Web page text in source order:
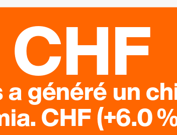
généré un
CHF (+6.0